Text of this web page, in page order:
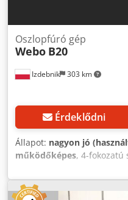
Izdebnik 303 km
Oszlopfúró gép
Webo B20
Érdeklődni
Állapot: nagyon jó
működőképes, 4-fokozatú
180-tól 2000 ford/percig
motorteljesítmény 0,75
állítási lehetőség satu